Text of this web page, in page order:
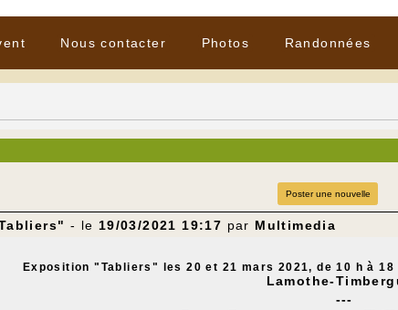
Nous contacter Photos Randonnées
Poster une nouvelle
- le 19/03/2021 19:17 par Multimedia
Exposition "Tabliers" les 20 et 21 mars 2021, de 10 h à
Lamothe-
---